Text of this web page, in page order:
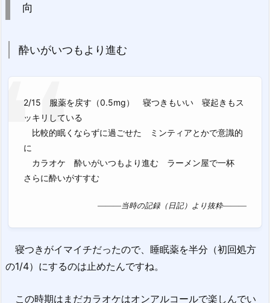
向
酔いがいつもより進む
2/15 服薬を戻す（0.5mg） 寝つきもいい 寝起きもス
ッキリしている
比較的眠くならずに過ごせた ミンティアとかで意識的
に
カラオケ 酔いがいつもより進む ラーメン屋で一杯
さらに酔いがすすむ
―――当時の記録（日記）より抜粋―――
寝つきがイマイチだったので、睡眠薬を半分（初回処方
の1/4）にするのは止めたんですね。
この時期はまだカラオケはオンアルコールで楽しんでい